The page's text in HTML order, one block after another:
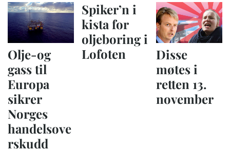
Olje-og
gass til
Europa
sikrer
Norges
handelsove
rskudd
Spiker’n i
kista for
oljeboring i
Lofoten
Disse
møtes i
retten 13.
november